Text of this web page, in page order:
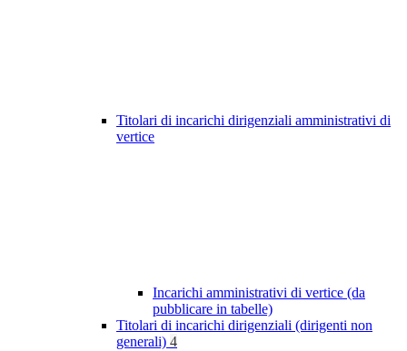
Titolari di incarichi dirigenziali amministrativi di
vertice
Incarichi amministrativi di vertice (da
pubblicare in tabelle)
Titolari di incarichi dirigenziali (dirigenti non
generali) 4